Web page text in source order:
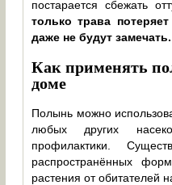
постарается сбежать
только трава
даже не будут замечать.
Как применять
доме
Полынь можно
любых других
профилактики.
распространённых
растения от обитателей